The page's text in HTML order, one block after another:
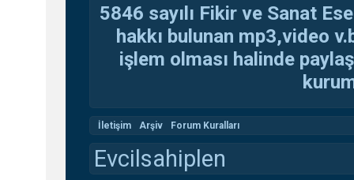
5846 sayılı Fikir ve Sanat
hakkı bulunan mp3,video
işlem olması halinde
İletişim Arşiv Forum Kuralları
Evcilsahiplen